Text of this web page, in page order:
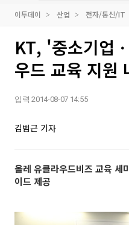
이투데이 산업 전자/통신/IT
KT, '중소기업
우드 교육 지원
입력 2014-08-07 14:55
김범근 기자
올레 유클라우드비즈 교육
이드 제공